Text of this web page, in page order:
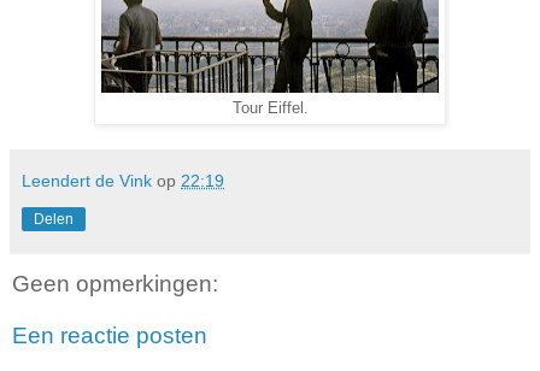
Tour Eiffel.
Leendert de Vink op 22:19
Delen
Geen opmerkingen:
Een reactie posten